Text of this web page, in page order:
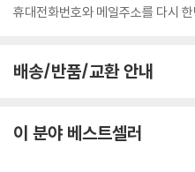
휴대전화번호와 메일주소를 다시
배송/반품/교환 안내
이 분야 베스트셀러